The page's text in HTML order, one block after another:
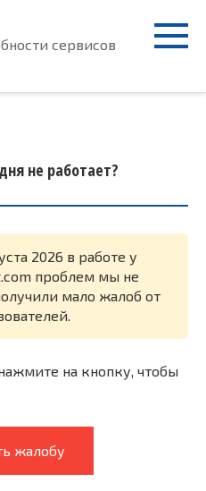
сервисов
не работает?
2026 в работе у
проблем мы не
мало жалоб от
на кнопку, чтобы
жалобу